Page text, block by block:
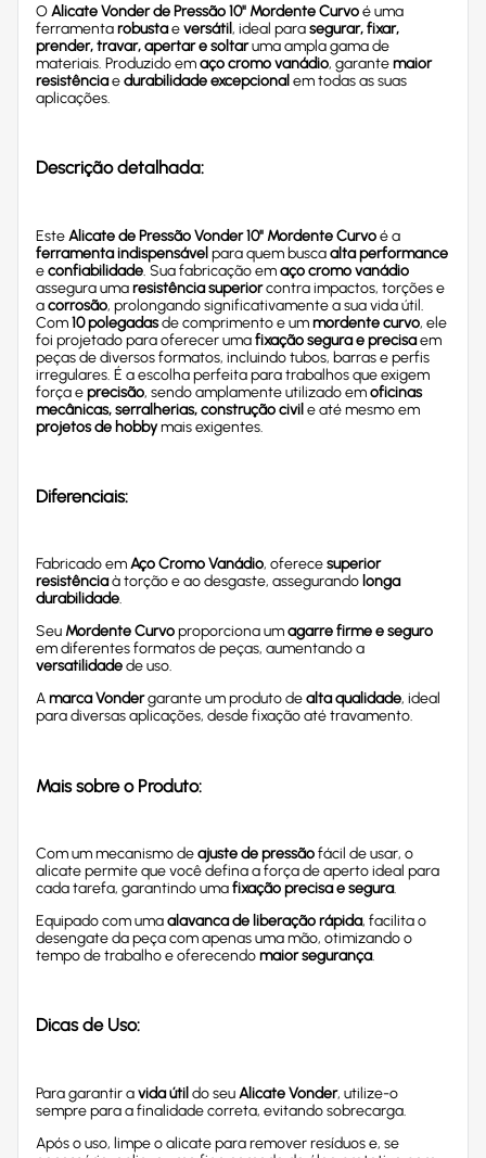
OAlicate Vonder de Pressão 10" Mordente Curvoé uma
ferramentarobustaeversátil, ideal parasegurar, fixar,
prender, travar, apertar e soltaruma ampla gama de
materiais. Produzido emaço cromo vanádio, garantemaior
resistênciaedurabilidade excepcional em todas as suas
aplicações.
Descrição detalhada:
EsteAlicate de Pressão Vonder 10" Mordente Curvoé a
ferramenta indispensável para quem buscaalta performance
econfiabilidade. Sua fabricação emaço cromo vanádio
assegura umaresistência superiorcontra impactos, torções e
acorrosão, prolongando significativamente a sua vida útil.
Com10 polegadasde comprimento e ummordente curvo, ele
foi projetado para oferecer umafixação segura e precisaem
peças de diversos formatos, incluindo tubos, barras e perfis
irregulares. É a escolha perfeita para trabalhos que exigem
força eprecisão, sendo amplamente utilizado emoficinas
mecânicas, serralherias, construção civil e até mesmo em
projetos de hobbymais exigentes.
Diferenciais:
Fabricado emAço Cromo Vanádio, oferecesuperior
resistênciaà torção e ao desgaste, assegurando longa
durabilidade.
SeuMordente Curvoproporciona umagarre firme e seguro
em diferentes formatos de peças, aumentando a
versatilidadede uso.
Amarca Vondergarante um produto dealta qualidade, ideal
para diversas aplicações, desde fixação até travamento.
Mais sobre o Produto:
Com um mecanismo deajuste de pressãofácil de usar, o
alicate permite que você defina a força de aperto ideal para
cada tarefa, garantindo umafixação precisa e segura.
Equipado com umaalavanca de liberação rápida, facilita o
desengate da peça com apenas uma mão, otimizando o
tempo de trabalho e oferecendomaior segurança.
Dicas de Uso:
Para garantir avida útil do seuAlicate Vonder, utilize-o
sempre para a finalidade correta, evitando sobrecarga.
Após o uso, limpe o alicate para remover resíduos e, se